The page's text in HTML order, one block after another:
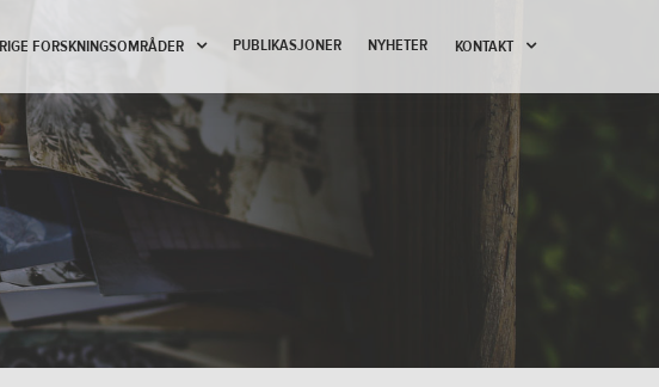
FORSKNINGSOMRÅDER PUBLIKASJONER NYHETER KONTAKT